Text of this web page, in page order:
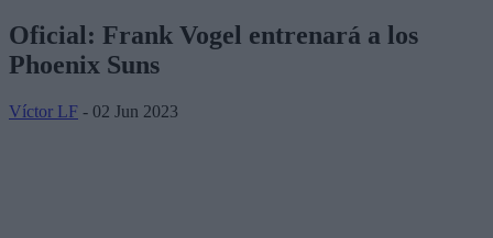
Oficial: Frank Vogel entrenará a los
Phoenix Suns
Víctor LF - 02 Jun 2023